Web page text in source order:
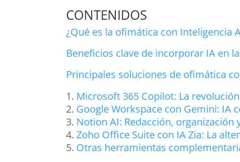
CONTENIDOS
¿Qué es la ofimática con Inteligencia
Beneficios clave de incorporar IA en
Principales soluciones de ofimática
Microsoft 365 Copilot: La
Google Workspace con Gemini: IA
Notion AI: Redacción,
Zoho Office Suite con IA Zia: La
Otras herramientas